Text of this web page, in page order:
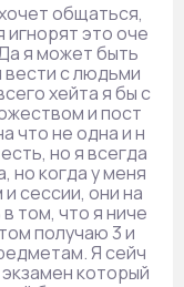
общаться,
игнорят это оче
я может быть
вести с людьми
хейта я бы с
и пост
что не одна и н
но я всегда
но когда у меня
сессии, они на
том, что я ниче
получаю 3 и
Я сейч
экзамен который